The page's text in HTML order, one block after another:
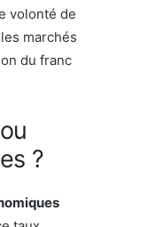
volonté de
marchés
du franc
?